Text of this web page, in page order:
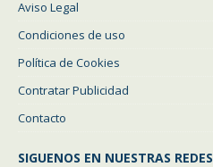
Aviso Legal
Condiciones de uso
Política de Cookies
Contratar Publicidad
Contacto
SIGUENOS EN NUESTRAS REDES